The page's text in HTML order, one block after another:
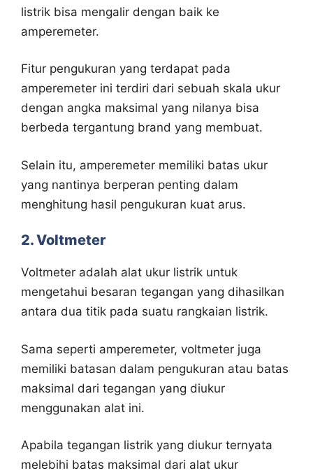
listrik bisa mengalir dengan baik ke
amperemeter.
Fitur pengukuran yang terdapat pada
amperemeter ini terdiri dari sebuah skala ukur
dengan angka maksimal yang nilanya bisa
berbeda tergantung brand yang membuat.
Selain itu, amperemeter memiliki batas ukur
yang nantinya berperan penting dalam
menghitung hasil pengukuran kuat arus.
2. Voltmeter
Voltmeter adalah alat ukur listrik untuk
mengetahui besaran tegangan yang dihasilkan
antara dua titik pada suatu rangkaian listrik.
Sama seperti amperemeter, voltmeter juga
memiliki batasan dalam pengukuran atau batas
maksimal dari tegangan yang diukur
menggunakan alat ini.
Apabila tegangan listrik yang diukur ternyata
melebihi batas maksimal dari alat ukur